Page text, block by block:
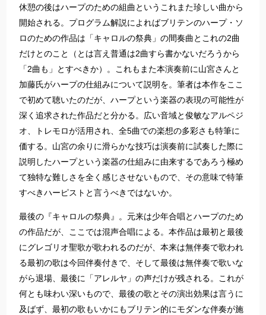
休憩の後はハープのための組曲というこれまた珍しい曲から
開始される。プログラム解説によればブリテンのハープ・ソ
ロのための作品は「キャロルの祭典」の間奏曲とこれの2曲
だけとのこと（とは言え普通は2曲すら書かないだろうから
「2曲も」とすべきか）。これもまた本演奏前に山宮さんと
加藤氏がハープの仕組みについて説明を。筆者は本作をここ
で初めて聴いたのだが、ハープという楽器の表現の可能性が
深く追求された作品だと分かる。広い音域と俊敏なアルペジ
オ、トレモロが活用され、全5曲での楽想の多彩さも特筆に
価する。山宮の余りに滑らかな技巧は演奏前に試奏した際に
説明したハープという楽器の仕組みに由来するであろう極め
て独特な難しさを全く感じさせないもので、その意味で特筆
すべきハーピストと言うべきではないか。
最後の『キャロルの祭典』。元来は少年合唱とハープのため
の作品だが、ここでは混声合唱による。本作品は最初と最後
にグレゴリオ聖歌が歌われるのだが、本来は無伴奏で歌われ
る最初の歌は今回伴奏付きで、そして最後は無伴奏で歌いな
がら退場、最後に「アレルヤ」の声だけが残される。これが
何とも味わい深いもので、最後の歌とその演出効果は言うに
及ばず、最初の歌もいかにもブリテン的にモダンな伴奏が施